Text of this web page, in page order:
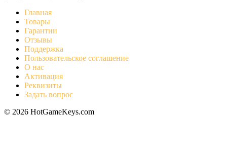
Главная
Товары
Гарантии
Отзывы
Поддержка
Пользовательское соглашение
О нас
Активация
Реквизиты
Задать вопрос
© 2026 HotGameKeys.com